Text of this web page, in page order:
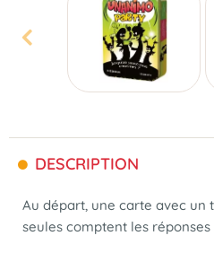
DESCRIPTION
Au départ, une carte avec un
seules comptent les